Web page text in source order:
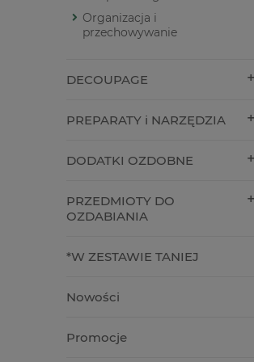
Organizacja i
przechowywanie
DECOUPAGE
PREPARATY i NARZĘDZIA
DODATKI OZDOBNE
PRZEDMIOTY DO
OZDABIANIA
*W ZESTAWIE TANIEJ
Nowości
Promocje
12,90 zł
do koszyka